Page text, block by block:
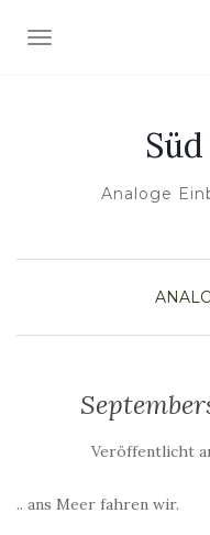
NAVIGATION
Analoge
Veröffentlicht
.. ans Meer fahren wir.